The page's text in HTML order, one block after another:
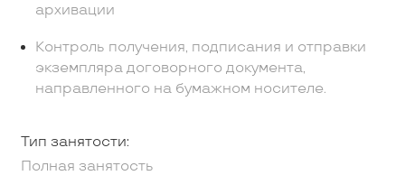
архивации
Контроль получения, подписания и отправки
экземпляра договорного документа,
направленного на бумажном носителе.
Тип занятости:
Полная занятость